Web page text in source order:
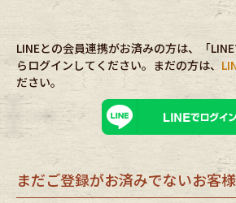
Tops Outer
Bottoms
レディース商品カテゴリー
Outer
LINEとの会員連携がお済みの方は、「
らログインしてください。まだの方は、
ださい。
まだご登録がお済みでないお客様